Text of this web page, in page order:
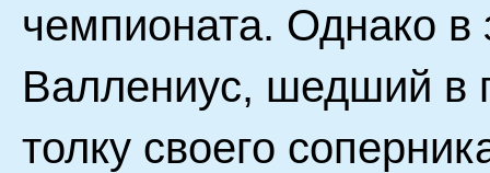
чемпионата. Однако в
Валлениус, шедший в
толку своего